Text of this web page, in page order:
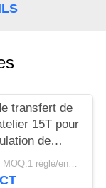
transfert de
15T pour
de
Négociable MOQ:1 réglé/ensembles